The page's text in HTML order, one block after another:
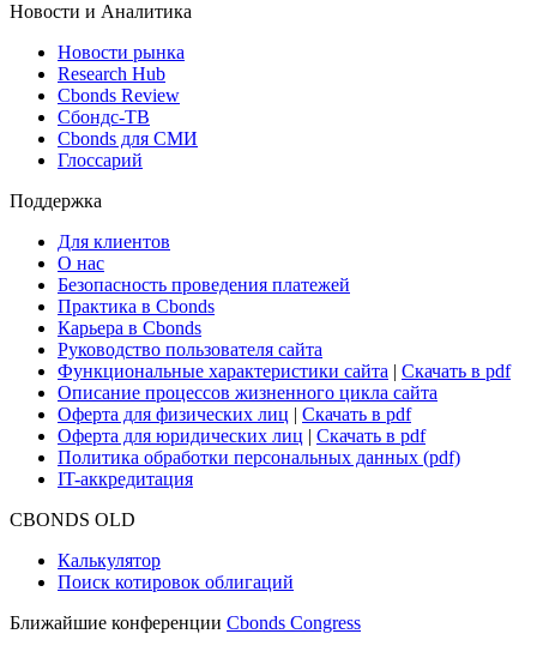
Новости и Аналитика
Новости рынка
Research Hub
Cbonds Review
Сбондс-ТВ
Cbonds для СМИ
Глоссарий
Поддержка
Для клиентов
О нас
Безопасность проведения платежей
Практика в Cbonds
Карьера в Cbonds
Руководство пользователя сайта
Функциональные характеристики сайта | Скачать в pdf
Описание процессов жизненного цикла сайта
Оферта для физических лиц | Скачать в pdf
Оферта для юридических лиц | Скачать в pdf
Политика обработки персональных данных (pdf)
IT-аккредитация
CBONDS OLD
Калькулятор
Поиск котировок облигаций
Ближайшие конференции Cbonds Congress